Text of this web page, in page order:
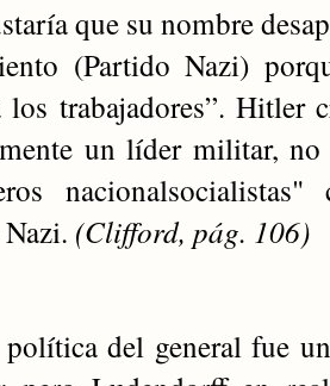
que su nombre
(Partido Nazi)
los trabajadores”. Hitler
un líder militar,
(Clifford, pág. 106)
del general fue